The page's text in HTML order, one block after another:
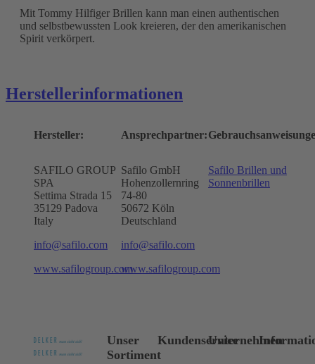
Mit Tommy Hilfiger Brillen kann man einen authentischen
und selbstbewussten Look kreieren, der den amerikanischen
Spirit verkörpert.
Herstellerinformationen
Hersteller:
SAFILO GROUP
SPA
Settima Strada 15
35129 Padova
Italy
info@safilo.com
www.safilogroup.com
Ansprechpartner:
Safilo GmbH
Hohenzollernring
74-80
50672 Köln
Deutschland
info@safilo.com
www.safilogroup.com
Safilo Brillen und
Sonnenbrillen
Unser
Sortiment
KundenserviceUnternehmen